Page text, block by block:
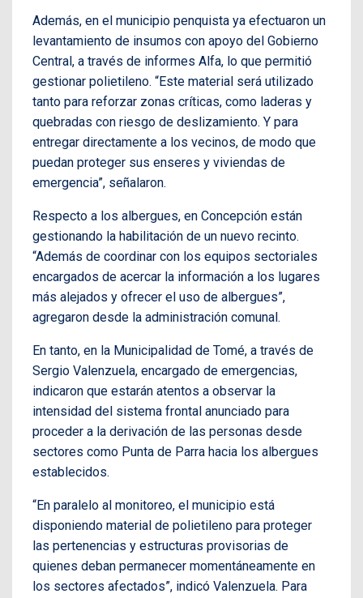
Además, en el municipio penquista ya efectuaron un
levantamiento de insumos con apoyo del Gobierno
Central, a través de informes Alfa, lo que permitió
gestionar polietileno. “Este material será utilizado
tanto para reforzar zonas críticas, como laderas y
quebradas con riesgo de deslizamiento. Y para
entregar directamente a los vecinos, de modo que
puedan proteger sus enseres y viviendas de
emergencia”, señalaron.
Respecto a los albergues, en Concepción están
gestionando la habilitación de un nuevo recinto.
“Además de coordinar con los equipos sectoriales
encargados de acercar la información a los lugares
más alejados y ofrecer el uso de albergues”,
agregaron desde la administración comunal.
En tanto, en la Municipalidad de Tomé, a través de
Sergio Valenzuela, encargado de emergencias,
indicaron que estarán atentos a observar la
intensidad del sistema frontal anunciado para
proceder a la derivación de las personas desde
sectores como Punta de Parra hacia los albergues
establecidos.
“En paralelo al monitoreo, el municipio está
disponiendo material de polietileno para proteger
las pertenencias y estructuras provisorias de
quienes deban permanecer momentáneamente en
los sectores afectados”, indicó Valenzuela. Para